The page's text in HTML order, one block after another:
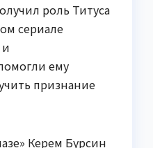
роль Титуса
сериале
ему
признание
Керем Бурсин